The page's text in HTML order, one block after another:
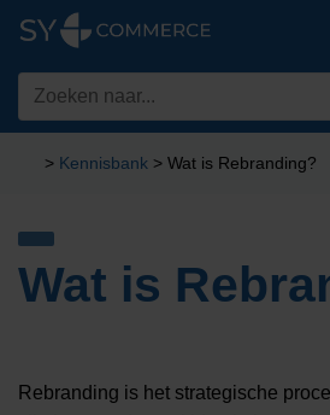
naar
inhoud
Zoeken
> Kennisbank > Wat is Rebranding?
Wat is
Rebranding is het strategische